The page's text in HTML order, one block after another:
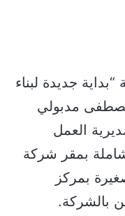
جديدة لبناء
مصطفى مدبولي
العمل
بمقر شركة
بمركز